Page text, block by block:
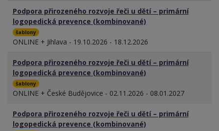
Podpora přirozeného rozvoje řeči u dětí – primární
logopedická prevence (kombinované)
šablony
ONLINE + Jihlava - 19.10.2026 - 18.12.2026
Podpora přirozeného rozvoje řeči u dětí – primární
logopedická prevence (kombinované)
šablony
ONLINE + České Budějovice - 02.11.2026 - 08.01.2027
Podpora přirozeného rozvoje řeči u dětí – primární
logopedická prevence (kombinované)